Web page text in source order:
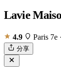
Lavie
4.9 Paris 7e
分享